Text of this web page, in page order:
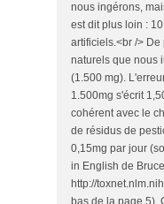
nous ingérons,
est dit plus loin :
artificiels.<br />
naturels que nous
(1.500 mg).
1.500mg s'écrit
cohérent avec le
de résidus de
0,15mg par jour
in English de
http://
bas de la page 5).